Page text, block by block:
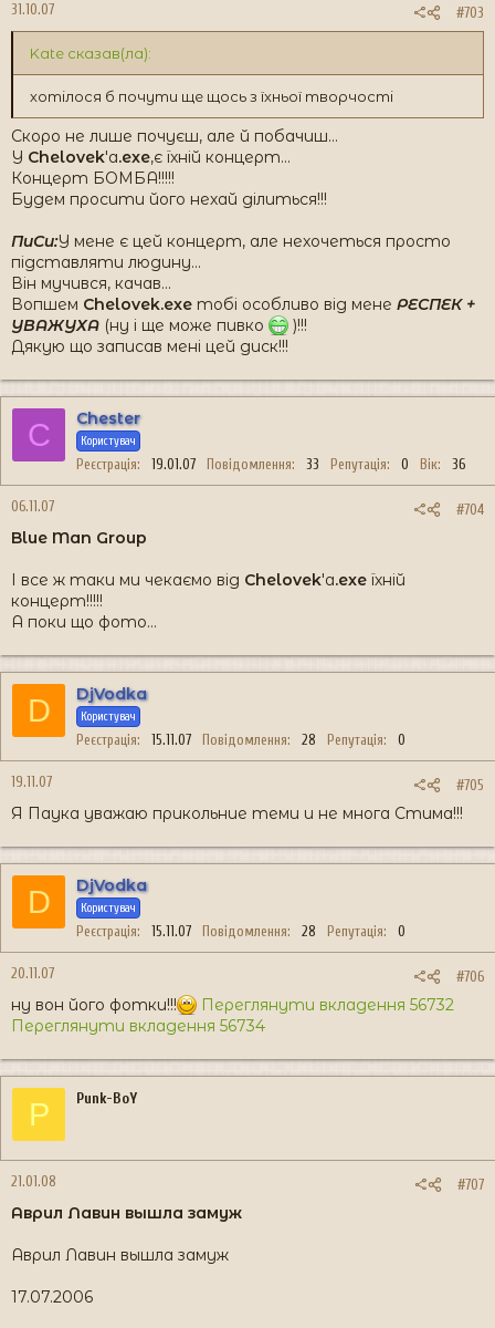
31.10.07 #703
Kate сказав(ла):
хотілося б почути ще щось з їхньої творчості
Скоро не лише почуєш, але й побачиш...
У Chelovek'a.exe,є їхній концерт...
Концерт БОМБА!!!!!
Будем просити його нехай ділиться!!!
ПиСи:У мене є цей концерт, але нехочеться просто
підставляти людину...
Він мучився, качав...
Вопшем Chelovek.exe тобі особливо від мене РЕСПЕК +
УВАЖУХА (ну і ще може пивко
)!!!
Дякую що записав мені цей диск!!!
C Chester
Користувач
Реєстрація 19.01.07 Повідомлення 33 Репутація 0 Вік 36
06.11.07 #704
Blue Man Group
І все ж таки ми чекаємо від Chelovek'a.exe їхній
концерт!!!!!
А поки що фото...
D DjVodka
Користувач
Реєстрація 15.11.07 Повідомлення 28 Репутація 0
19.11.07 #705
Я Паука уважаю прикольние теми и не многа Стима!!!
D DjVodka
Користувач
Реєстрація 15.11.07 Повідомлення 28 Репутація 0
20.11.07 #706
ну вон його фотки!!!
Переглянути вкладення 56732
Переглянути вкладення 56734
P Punk-BoY
21.01.08 #707
Аврил Лавин вышла замуж
Аврил Лавин вышла замуж
17.07.2006